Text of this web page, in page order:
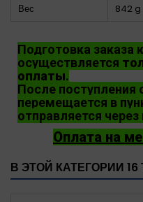
Вес 842 g
Подготовка заказа
осуществляется
оплаты.
После поступления
перемещается в
отправляется через
Оплата на
В ЭТОЙ КАТЕГОРИИ